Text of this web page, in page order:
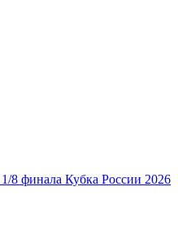
8 финала Кубка России 2026